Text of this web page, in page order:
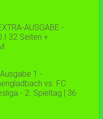
AUSGABE -
I 32 Seiten +
1 -
vs. FC
- 2. Spieltag | 36